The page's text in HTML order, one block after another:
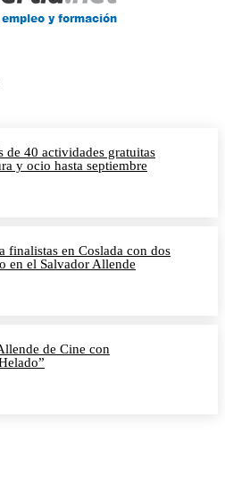
de 40 actividades gratuitas
y ocio hasta septiembre
finalistas en Coslada con dos
en el Salvador Allende
de Cine con